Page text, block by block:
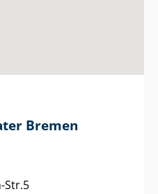
Bremen
Str.5